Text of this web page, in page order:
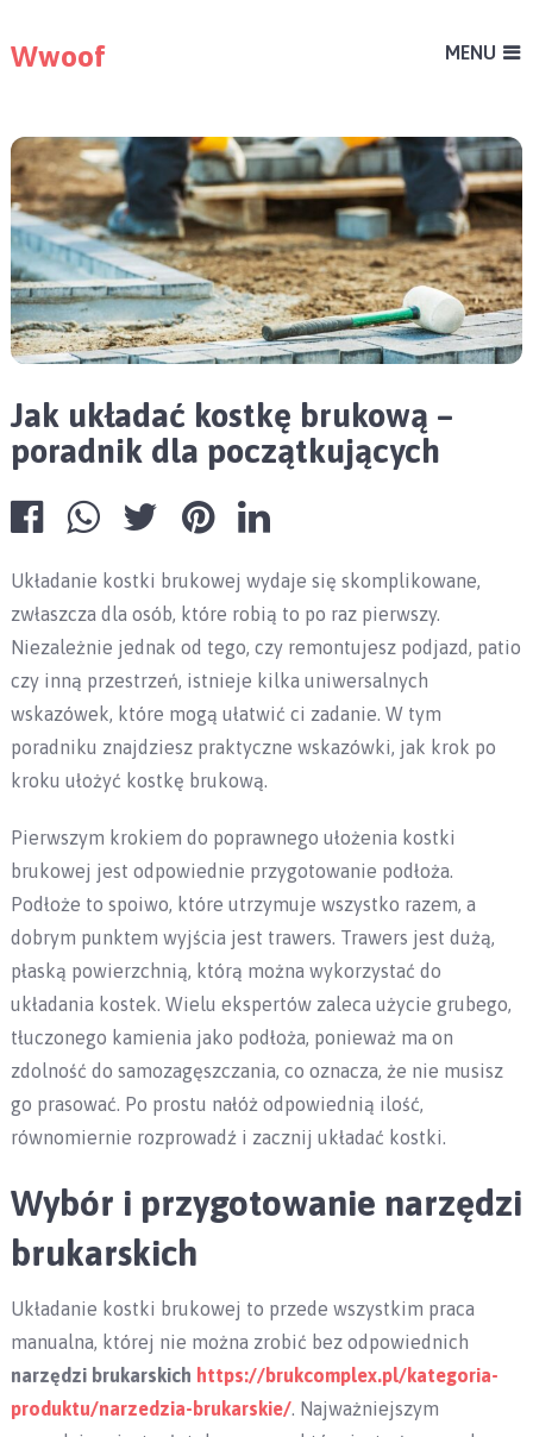
Wwoof MENU
Jak układać kostkę brukową –
poradnik dla początkujących
Układanie kostki brukowej wydaje się skomplikowane,
zwłaszcza dla osób, które robią to po raz pierwszy.
Niezależnie jednak od tego, czy remontujesz podjazd, patio
czy inną przestrzeń, istnieje kilka uniwersalnych
wskazówek, które mogą ułatwić ci zadanie. W tym
poradniku znajdziesz praktyczne wskazówki, jak krok po
kroku ułożyć kostkę brukową.
Pierwszym krokiem do poprawnego ułożenia kostki
brukowej jest odpowiednie przygotowanie podłoża.
Podłoże to spoiwo, które utrzymuje wszystko razem, a
dobrym punktem wyjścia jest trawers. Trawers jest dużą,
płaską powierzchnią, którą można wykorzystać do
układania kostek. Wielu ekspertów zaleca użycie grubego,
tłuczonego kamienia jako podłoża, ponieważ ma on
zdolność do samozagęszczania, co oznacza, że nie musisz
go prasować. Po prostu nałóż odpowiednią ilość,
równomiernie rozprowadź i zacznij układać kostki.
Wybór i przygotowanie narzędzi
brukarskich
Układanie kostki brukowej to przede wszystkim praca
manualna, której nie można zrobić bez odpowiednich
narzędzi brukarskich https://brukcomplex.pl/kategoria-
produktu/narzedzia-brukarskie/. Najważniejszym